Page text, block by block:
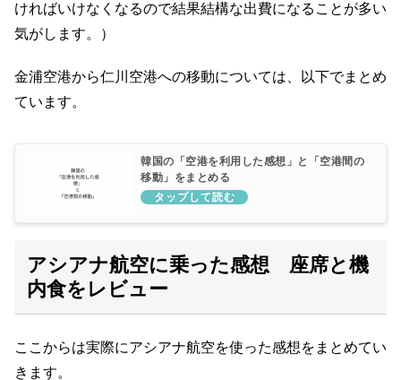
ければいけなくなるので結果結構な出費になることが多い
気がします。）
金浦空港から仁川空港への移動については、以下でまとめ
ています。
韓国の「空港を利用した感想」と「空港間の
移動」をまとめる
アシアナ航空に乗った感想 座席と機
内食をレビュー
ここからは実際にアシアナ航空を使った感想をまとめてい
きます。